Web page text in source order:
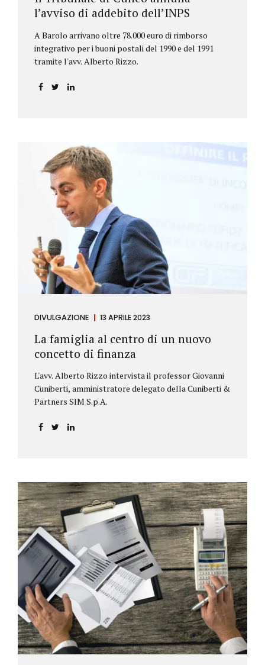
l’avviso di addebito dell’INPS
A Barolo arrivano oltre 78.000 euro di rimborso
integrativo per i buoni postali del 1990 e del 1991
tramite l'avv. Alberto Rizzo.
DIVULGAZIONE 13 APRILE 2023
La famiglia al centro di un nuovo
concetto di finanza
L'avv. Alberto Rizzo intervista il professor Giovanni
Cuniberti, amministratore delegato della Cuniberti &
Partners SIM S.p.A.